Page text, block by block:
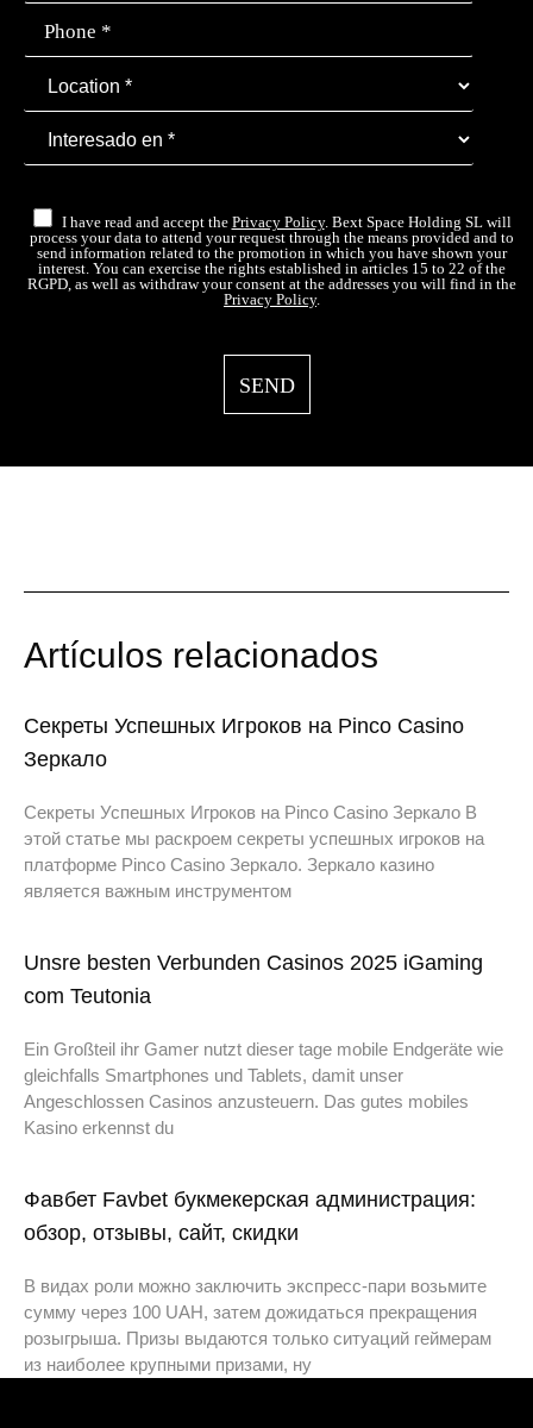
I have read and accept the Privacy Policy. Bext Space Holding SL will
process your data to attend your request through the means provided and to
send information related to the promotion in which you have shown your
interest. You can exercise the rights established in articles 15 to 22 of the
RGPD, as well as withdraw your consent at the addresses you will find in the
Privacy Policy.
Artículos relacionados
Секреты Успешных Игроков на Pinco Casino
Зеркало
Секреты Успешных Игроков на Pinco Casino Зеркало В
этой статье мы раскроем секреты успешных игроков на
платформе Pinco Casino Зеркало. Зеркало казино
является важным инструментом
Unsre besten Verbunden Casinos 2025 iGaming
com Teutonia
Ein Großteil ihr Gamer nutzt dieser tage mobile Endgeräte wie
gleichfalls Smartphones und Tablets, damit unser
Angeschlossen Casinos anzusteuern. Das gutes mobiles
Kasino erkennst du
Фавбет Favbet букмекерская администрация:
обзор, отзывы, сайт, скидки
В видах роли можно заключить экспресс-пари возьмите
сумму через 100 UAH, затем дожидаться прекращения
розыгрыша. Призы выдаются только ситуаций геймерам
из наиболее крупными призами, ну